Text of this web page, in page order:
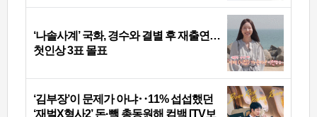
‘나솔사계’ 국화, 경수와 결별 후 재출연…
첫인상 3표 몰표
‘김부장’이 문제가 아냐‥11% 섭섭했던
‘재벌X형사2’ 돈·빽 총동원해 컴백 [TV보